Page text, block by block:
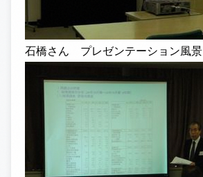
石橋さん プレゼンテーション風景